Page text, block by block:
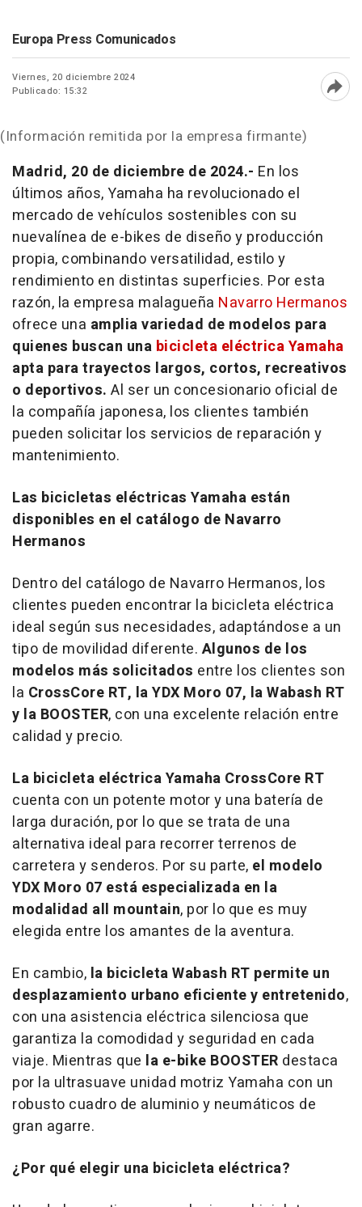
Europa Press Comunicados
Viernes, 20 diciembre 2024
Publicado: 15:32
(Información remitida por la empresa firmante)
Madrid, 20 de diciembre de 2024.- En los
últimos años, Yamaha ha revolucionado el
mercado de vehículos sostenibles con su
nuevalínea de e-bikes de diseño y producción
propia, combinando versatilidad, estilo y
rendimiento en distintas superficies. Por esta
razón, la empresa malagueña Navarro Hermanos
ofrece una amplia variedad de modelos para
quienes buscan una bicicleta eléctrica Yamaha
apta para trayectos largos, cortos, recreativos
o deportivos. Al ser un concesionario oficial de
la compañía japonesa, los clientes también
pueden solicitar los servicios de reparación y
mantenimiento.
Las bicicletas eléctricas Yamaha están
disponibles en el catálogo de Navarro
Hermanos
Dentro del catálogo de Navarro Hermanos, los
clientes pueden encontrar la bicicleta eléctrica
ideal según sus necesidades, adaptándose a un
tipo de movilidad diferente. Algunos de los
modelos más solicitados entre los clientes son
la CrossCore RT, la YDX Moro 07, la Wabash RT
y la BOOSTER, con una excelente relación entre
calidad y precio.
La bicicleta eléctrica Yamaha CrossCore RT
cuenta con un potente motor y una batería de
larga duración, por lo que se trata de una
alternativa ideal para recorrer terrenos de
carretera y senderos. Por su parte, el modelo
YDX Moro 07 está especializada en la
modalidad all mountain, por lo que es muy
elegida entre los amantes de la aventura.
En cambio, la bicicleta Wabash RT permite un
desplazamiento urbano eficiente y entretenido,
con una asistencia eléctrica silenciosa que
garantiza la comodidad y seguridad en cada
viaje. Mientras que la e-bike BOOSTER destaca
por la ultrasuave unidad motriz Yamaha con un
robusto cuadro de aluminio y neumáticos de
gran agarre.
¿Por qué elegir una bicicleta eléctrica?